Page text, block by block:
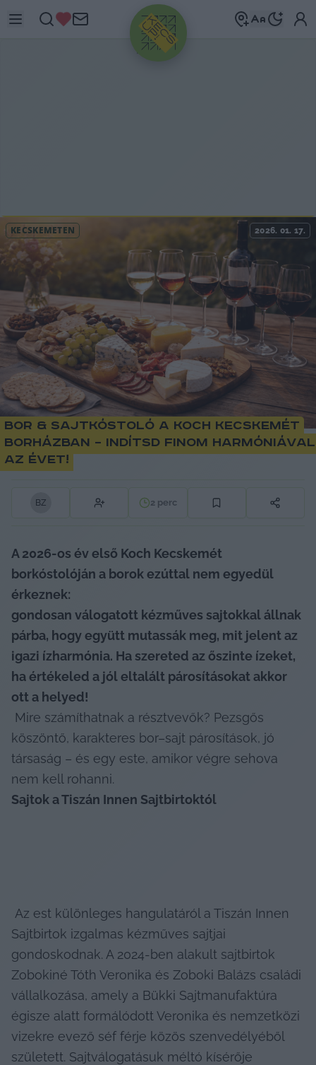
HIRDETÉS
KECSKEMÉTEN 2026. 01. 17.
Bor & Sajtkóstoló a Koch Kecskemét
Borházban – indítsd finom harmóniával
az évet!
BZ 2 perc
A 2026-os év első Koch Kecskemét
borkóstolóján a borok ezúttal nem egyedül
érkeznek:
gondosan válogatott kézműves sajtokkal állnak
párba, hogy együtt mutassák meg, mit jelent az
igazi ízharmónia. Ha szereted az őszinte ízeket,
ha értékeled a jól eltalált párosításokat akkor
ott a helyed!
köszöntő, karakteres bor–sajt párosítások, jó
társaság – és egy este, amikor végre sehova
nem kell rohanni.
Sajtok a Tiszán Innen Sajtbirtoktól
Sajtbirtok izgalmas kézműves sajtjai
gondoskodnak. A 2024-ben alakult sajtbirtok
Zobokiné Tóth Veronika és Zoboki Balázs családi
vállalkozása, amely a Bükki Sajtmanufaktúra
égisze alatt formálódott Veronika és nemzetközi
vizekre evező séf férje közös szenvedélyéből
született. Sajtválogatásuk méltó kísérője